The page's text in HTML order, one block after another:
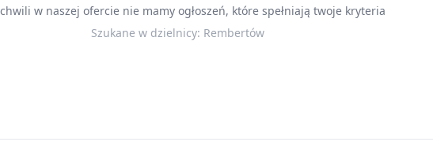
w naszej ofercie nie mamy ogłoszeń, które spełniają twoje kryteria
Szukane w dzielnicy: Rembertów